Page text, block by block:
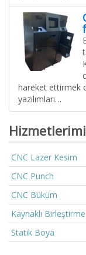
hareket ettirmek
yazılımları…
CNC Lazer Kesim
CNC Punch
CNC Büküm
Kaynaklı Birleştirme
Statik Boya